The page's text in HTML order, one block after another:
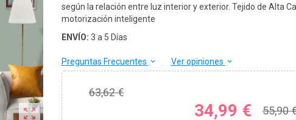

según la relación entre luz interior y exterior. Tejido de Alta
motorización inteligente
ENVÍO: 3 a 5 Días
Preguntas Frecuentes keyboard_arrow_down Ver opiniones keyboard_arrow_down
63,62 €
34,99 € 55,90